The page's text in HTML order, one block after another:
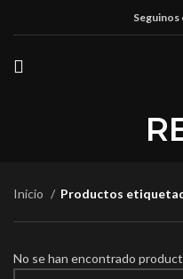
Seguinos
Inicio Productos
No se han encontrado